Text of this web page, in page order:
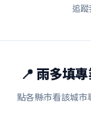
追蹤
📍 雨多填
點各縣市看該城